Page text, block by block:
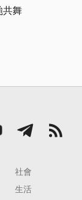
共舞
社會
生活